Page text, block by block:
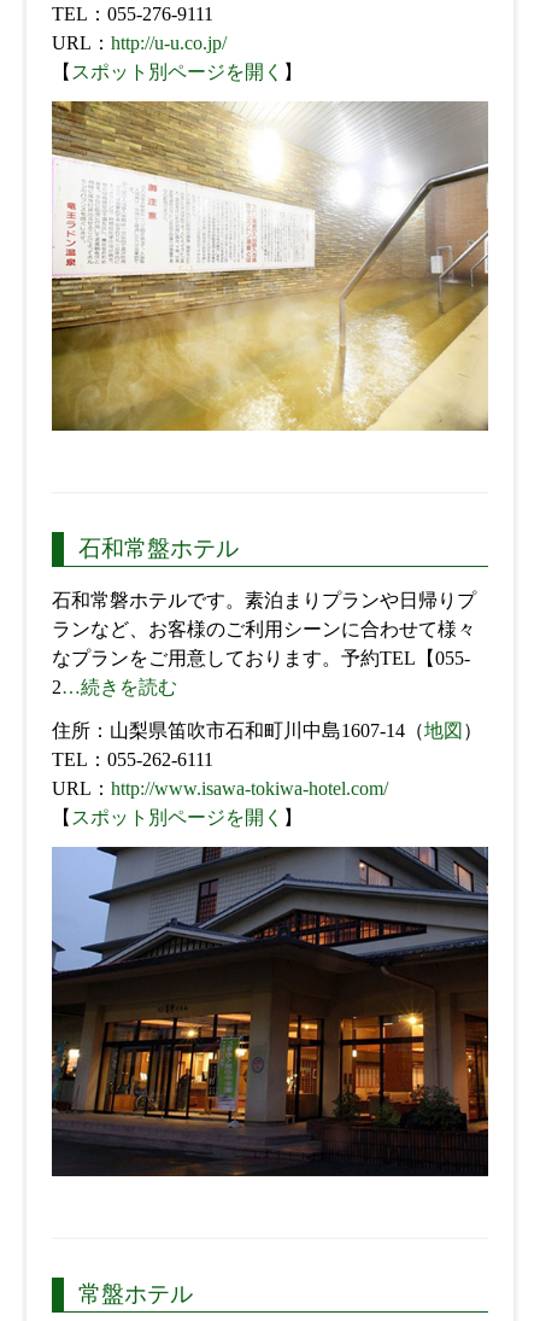
TEL：055-276-9111
URL： http://u-u.co.jp/
【 スポット別ページを開く 】
石和常盤ホテル
石和常磐ホテルです。素泊まりプランや日帰りプ
ランなど、お客様のご利用シーンに合わせて様々
なプランをご用意しております。予約TEL【055-
2…続きを読む
住所：山梨県笛吹市石和町川中島1607-14（地図 ）
TEL：055-262-6111
URL： http://www.isawa-tokiwa-hotel.com/
【 スポット別ページを開く 】
常盤ホテル